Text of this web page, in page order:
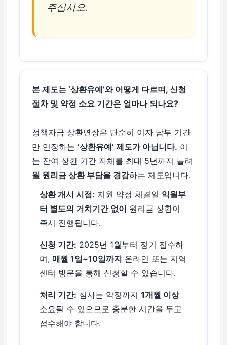
주십시오.
본 제도는 ‘상환유예’와 어떻게 다르며, 신청
절차 및 약정 소요 기간은 얼마나 되나요?
정책자금 상환연장은 단순히 이자 납부 기간
만 연장하는‘상환유예’ 제도가 아닙니다. 이
는 잔여 상환 기간 자체를 최대 5년까지 늘려
월 원리금 상환 부담을 경감하는 제도입니다.
상환 개시 시점: 지원 약정 체결일 익월부
터 별도의 거치기간 없이 원리금 상환이
즉시 진행됩니다.
신청 기간: 2025년 1월부터 정기 접수하
며, 매월 1일~10일까지 온라인 또는 지역
센터 방문을 통해 신청할 수 있습니다.
처리 기간: 심사는 약정까지1개월 이상
소요될 수 있으므로 충분한 시간을 두고
접수해야 합니다.